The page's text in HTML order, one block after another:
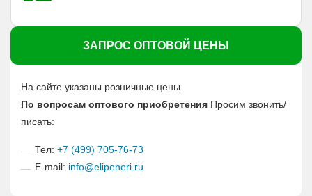
ЗАПРОС ОПТОВОЙ ЦЕНЫ
На сайте указаны розничные цены.
По вопросам оптового приобретения Просим звонить/
писать:
Тел: +7 (499) 705-76-73
E-mail: info@elipeneri.ru